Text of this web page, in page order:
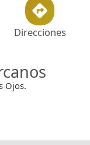
Direcciones
Ojos.